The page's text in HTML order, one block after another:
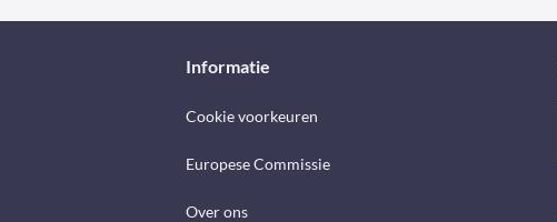
Informatie
Cookie voorkeuren
Europese Commissie
Over ons